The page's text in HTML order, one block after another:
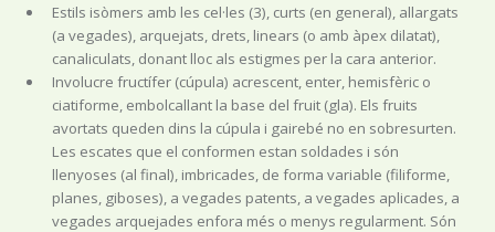
Estils isòmers amb les cel·les (3), curts (en general), allargats
(a vegades), arquejats, drets, linears (o amb àpex dilatat),
canaliculats, donant lloc als estigmes per la cara anterior.
Involucre fructífer (cúpula) acrescent, enter, hemisfèric o
ciatiforme, embolcallant la base del fruit (gla). Els fruits
avortats queden dins la cúpula i gairebé no en sobresurten.
Les escates que el conformen estan soldades i són
llenyoses (al final), imbricades, de forma variable (filiforme,
planes, giboses), a vegades patents, a vegades aplicades, a
vegades arquejades enfora més o menys regularment. Són